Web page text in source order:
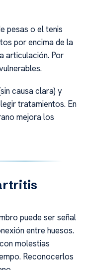
pesas o el tenis
por encima de la
articulación. Por
causa clara) y
tratamientos. En
mejora los
puede ser señal
entre huesos.
molestias
Reconocerlos